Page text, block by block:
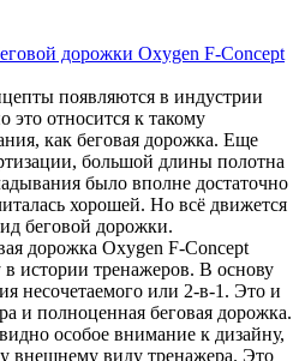
дорожки Oxygen F-Concept
появляются в индустрии
это относится к такому
как беговая дорожка. Еще
большой длины полотна
было вполне достаточно
хорошей. Но всё движется
беговой дорожки.
дорожка Oxygen F-Concept
истории тренажеров. В основу
несочетаемого или 2-в-1. Это и
и полноценная беговая дорожка.
особое внимание к дизайну,
внешнему виду тренажера. Это